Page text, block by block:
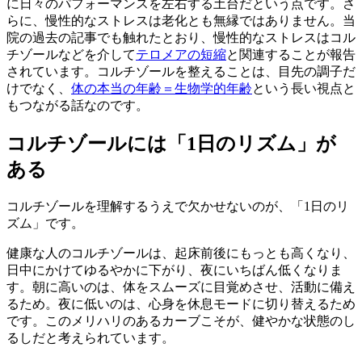
に日々のパフォーマンスを左右する土台だという点です。さ
らに、慢性的なストレスは老化とも無縁ではありません。当
院の過去の記事でも触れたとおり、慢性的なストレスはコル
チゾールなどを介してテロメアの短縮と関連することが報告
されています。コルチゾールを整えることは、目先の調子だ
けでなく、 体の本当の年齢＝生物学的年齢という長い視点と
もつながる話なのです。
コルチゾールには「1日のリズム」が
ある
コルチゾールを理解するうえで欠かせないのが、「1日のリ
ズム」です。
健康な人のコルチゾールは、起床前後にもっとも高くなり、
日中にかけてゆるやかに下がり、夜にいちばん低くなりま
す。朝に高いのは、体をスムーズに目覚めさせ、活動に備え
るため。夜に低いのは、心身を休息モードに切り替えるため
です。このメリハリのあるカーブこそが、健やかな状態のし
るしだと考えられています。